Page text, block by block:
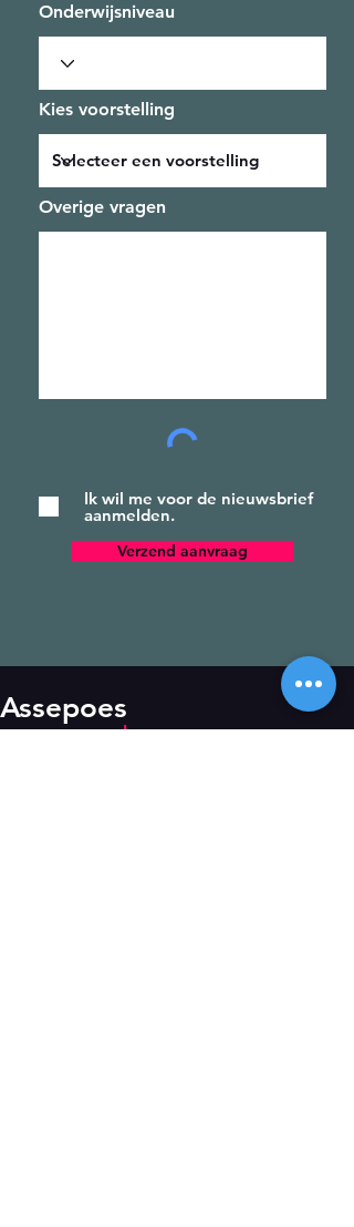
Onderwijsniveau
Kies voorstelling
Overige vragen
Ik wil me voor de nieuwsbrief
aanmelden.
Verzend aanvraag
Assepoes
sbo en vso